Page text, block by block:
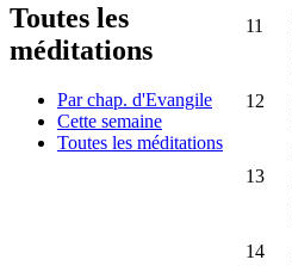
Toutes les
méditations
Par chap. d'Evangile
Cette semaine
Toutes les méditations
11
12
13
14